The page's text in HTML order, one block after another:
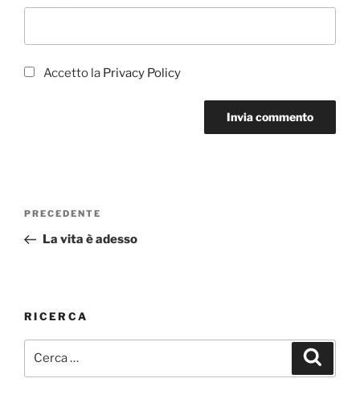
Accetto la Privacy Policy
Navigazione
Articolo
precedente:
PRECEDENTE
La vita è adesso
RICERCA